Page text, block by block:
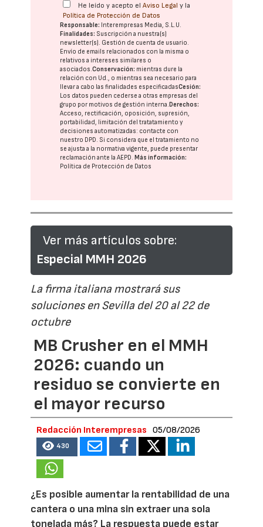
He leído y acepto elAviso Legal y la
Política de Protección de Datos
Responsable: Interempresas Media, S.L.U.
Finalidades: Suscripción a nuestra(s)
newsletter(s). Gestión de cuenta de usuario.
Envío de emails relacionados con la misma o
relativos a intereses similares o
asociados.Conservación: mientras dure la
relación con Ud., o mientras sea necesario para
llevar a cabo las finalidades especificadasCesión:
Los datos pueden cederse a otras empresas del
grupo por motivos de gestión interna.Derechos:
Acceso, rectificación, oposición, supresión,
portabilidad, limitación del tratatamiento y
decisiones automatizadas: contacte con
nuestro DPD. Si considera que el tratamiento no
se ajusta a la normativa vigente, puede presentar
reclamación ante laAEPD.Más información:
Política de Protección de Datos
Ver más artículos sobre:
Especial MMH 2026
La firma italiana mostrará sus
soluciones en Sevilla del 20 al 22 de
octubre
MB Crusher en el MMH
2026: cuando un
residuo se convierte en
el mayor recurso
Redacción Interempresas 05/08/2026
430
¿Es posible aumentar la rentabilidad de una
cantera o una mina sin extraer una sola
tonelada más? La respuesta puede estar